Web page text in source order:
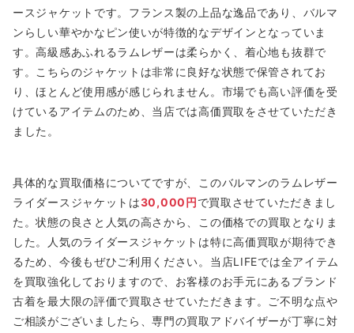
ースジャケットです。フランス製の上品な逸品であり、バルマ
ンらしい華やかなピン使いが特徴的なデザインとなっていま
す。高級感あふれるラムレザーは柔らかく、着心地も抜群で
す。こちらのジャケットは非常に良好な状態で保管されてお
り、ほとんど使用感が感じられません。市場でも高い評価を受
けているアイテムのため、当店では高価買取をさせていただき
ました。
具体的な買取価格についてですが、このバルマンのラムレザー
ライダースジャケットは30,000円で買取させていただきまし
た。状態の良さと人気の高さから、この価格での買取となりま
した。人気のライダースジャケットは特に高価買取が期待でき
るため、今後もぜひご利用ください。当店LIFEでは全アイテム
を買取強化しておりますので、お客様のお手元にあるブランド
古着を最大限の評価で買取させていただきます。ご不明な点や
ご相談がございましたら、専門の買取アドバイザーが丁寧に対